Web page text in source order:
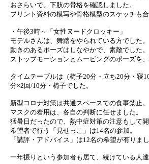
おさらいで、下肢の骨格を確認しました。
プリント資料の模写や骨格模型のスケッチも合
・午後3時～「女性ヌードクロッキー」
モデルさんは、舞踏をやられている方でした。
動きのあるポーズはしなやかで、素敵でした。
ストップモーションとムービングのポーズを
タイムテーブルは（椅子20分・立ち20分・寝
分×2回/10分・椅子でした。
新型コロナ対策は共通スペースでの食事禁止。
マスクの着用は、各自の判断に任せました。
猛暑日だったので、熱中症対策の注意もして開
希望者で行う「見せっこ」は14名の参加。
「講評・アドバイス」は12名の希望が有りまし
一年振りという参加者も居て、続けている人